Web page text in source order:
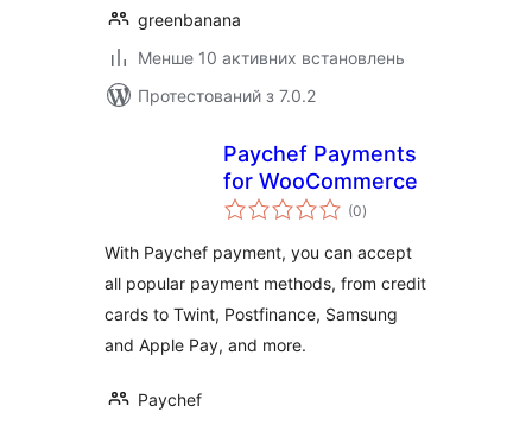
greenbanana
Менше 10 активних встановлень
Протестований з 7.0.2
Paychef Payments
for WooCommerce
(0загальний
рейтинг
)
With Paychef payment, you can accept
all popular payment methods, from credit
cards to Twint, Postfinance, Samsung
and Apple Pay, and more.
Paychef